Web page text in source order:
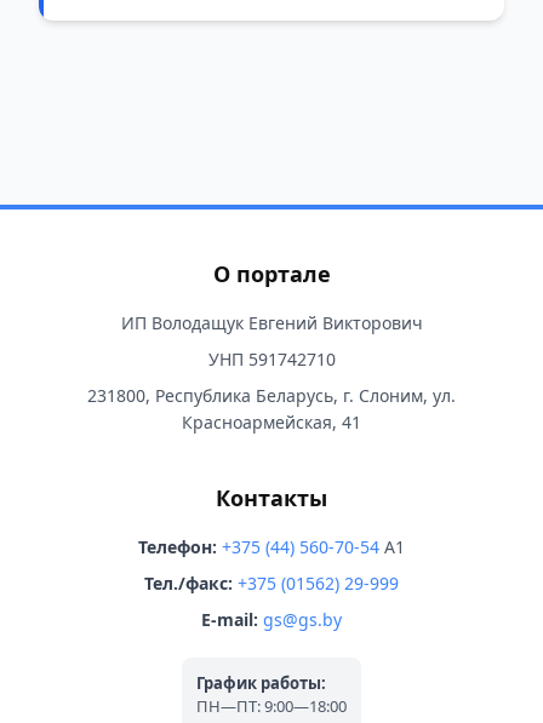
О портале
ИП Володащук Евгений Викторович
УНП 591742710
231800, Республика Беларусь, г. Слоним, ул.
Красноармейская, 41
Контакты
Телефон: +375 (44) 560-70-54 A1
Тел./факс: +375 (01562) 29-999
E-mail: gs@gs.by
График работы:
ПН—ПТ: 9:00—18:00